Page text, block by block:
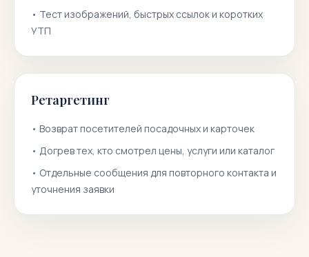
• Тест изображений, быстрых ссылок и коротких
УТП
Ретаргетинг
• Возврат посетителей посадочных и карточек
• Догрев тех, кто смотрел цены, услуги или каталог
• Отдельные сообщения для повторного контакта и
уточнения заявки